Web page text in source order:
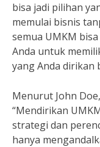
bisa jadi pilihan
memulai bisnis
semua UMKM
Anda untuk
yang Anda dirikan
Menurut John
“Mendirikan
strategi dan
hanya